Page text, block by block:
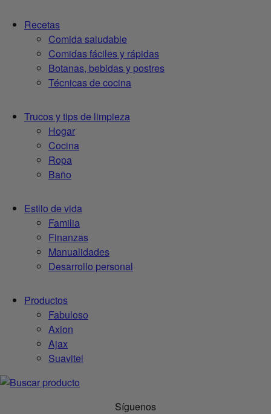
Recetas
Comida saludable
Comidas fáciles y rápidas
Botanas, bebidas y postres
Técnicas de cocina
Trucos y tips de limpieza
Hogar
Cocina
Ropa
Baño
Estilo de vida
Familia
Finanzas
Manualidades
Desarrollo personal
Productos
Fabuloso
Axion
Ajax
Suavitel
Síguenos